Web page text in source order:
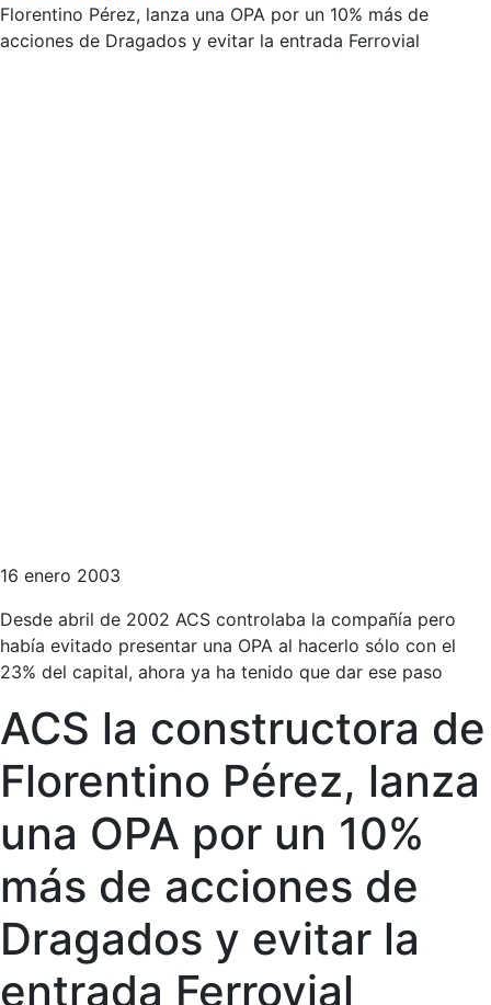
Florentino Pérez, lanza una OPA por un 10% más de
acciones de Dragados y evitar la entrada Ferrovial
16 enero 2003
Desde abril de 2002 ACS controlaba la compañía pero
había evitado presentar una OPA al hacerlo sólo con el
23% del capital, ahora ya ha tenido que dar ese paso
ACS la constructora de
Florentino Pérez, lanza
una OPA por un 10%
más de acciones de
Dragados y evitar la
entrada Ferrovial